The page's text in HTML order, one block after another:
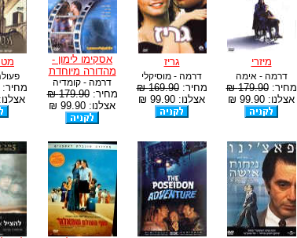
מיזרי
דרמה - אימה
מחיר:179.90 ₪
אצלנו: 99.90 ₪
גריז
דרמה - מוסיקלי
מחיר:169.90 ₪
אצלנו: 99.90 ₪
אסקימו לימון -
מהדורה מיוחדת
דרמה - קומדיה
מחיר:179.90 ₪
אצלנו: 99.90 ₪
אצלנו: 79.90 ₪